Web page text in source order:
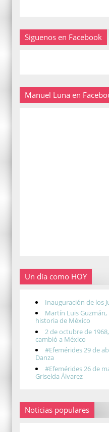
Siguenos en Facebook
Manuel Luna en
Un día como HOY
Inauguración de los
Martín Luis
historia de México
2 de octubre de
cambió a México
#Efemérides 29 de
Danza
#Efemérides 26 de
Griselda Álvarez
Noticias populares